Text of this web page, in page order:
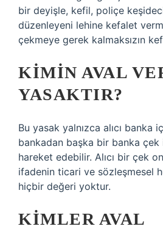
bir deyişle, kefil, poliçe
düzenleyeni lehine kefalet
çekmeye gerek kalmaksızın
KIMIN AVAL
YASAKTIR?
Bu yasak yalnızca alıcı banka
bankadan başka bir banka
hareket edebilir. Alıcı bir çek
ifadenin ticari ve sözleşmesel
hiçbir değeri yoktur.
KIMLER AVAL